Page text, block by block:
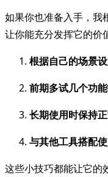
如果你也准备入手，我
让你能充分发挥它的价
根据自己的场景
前期多试几个功
长期使用时保持
与其他工具搭配
这些小技巧都能让它的